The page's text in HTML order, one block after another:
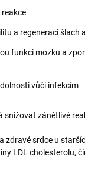
reakce
a regeneraci šlach
funkci mozku a
vůči infekcím
snižovat zánětlivé
zdravé srdce u
LDL cholesterolu,